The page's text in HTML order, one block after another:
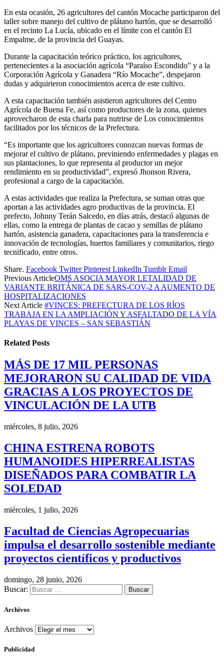
En esta ocasión, 26 agricultores del cantón Mocache participaron del
taller sobre manejo del cultivo de plátano hartón, que se desarrolló
en el recinto La Lucía, ubicado en el límite con el cantón El
Empalme, de la provincia del Guayas.
Durante la capacitación teórico práctico, los agricultores,
pertenecientes a la asociación agrícola “Paraíso Escondido” y a la
Corporación Agrícola y Ganadera “Río Mocache”, despejaron
dudas y adquirieron conocimientos acerca de este cultivo.
A esta capacitación también asistieron agricultores del Centro
Agrícola de Buena Fe, así como productores de la zona, quienes
aprovecharon de esta charla para nutrirse de Los conocimientos
facilitados por los técnicos de la Prefectura.
“Es importante que los agricultores conozcan nuevas formas de
mejorar el cultivo de plátano, previniendo enfermedades y plagas en
sus plantaciones, lo que representa al productor un mejor
rendimiento en su productividad”, expresó Jhonson Rivera,
profesional a cargo de la capacitación.
A estas actividades que realiza la Prefectura, se suman otras que
aportan a las actividades agro productivas de la provincia. El
prefecto, Johnny Terán Salcedo, en días atrás, destacó algunas de
ellas, como la entrega de plantas de cacao y semillas de plátano
hartón, asistencia ganadera, capacitaciones para la transferencia e
innovación de tecnologías, huertos familiares y comunitarios, riego
tecnificado, entre otros.
Share. Facebook Twitter Pinterest LinkedIn Tumblr Email
Previous ArticleOMS ASOCIA MAYOR LETALIDAD DE
VARIANTE BRITÁNICA DE SARS-COV-2 A AUMENTO DE
HOSPITALIZACIONES
Next Article #VINCES: PREFECTURA DE LOS RÍOS
TRABAJA EN LA AMPLIACIÓN Y ASFALTADO DE LA VÍA
PLAYAS DE VINCES – SAN SEBASTIÁN
Related Posts
MÁS DE 17 MIL PERSONAS
MEJORARON SU CALIDAD DE VIDA
GRACIAS A LOS PROYECTOS DE
VINCULACIÓN DE LA UTB
miércoles, 8 julio, 2026
CHINA ESTRENA ROBOTS
HUMANOIDES HIPERREALISTAS
DISEÑADOS PARA COMBATIR LA
SOLEDAD
miércoles, 1 julio, 2026
Facultad de Ciencias Agropecuarias
impulsa el desarrollo sostenible mediante
proyectos científicos y productivos
domingo, 28 junio, 2026
Buscar:
Archivos
Archivos
Publicidad